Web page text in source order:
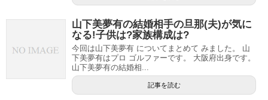
山下美夢有の結婚相手の旦那(夫)が気に
なる!子供は?家族構成は?
今回は山下美夢有 についてまとめて みました。 山
下美夢有はプロ ゴルファーです。 大阪府出身です。
山下美夢有の結婚相...
記事を読む